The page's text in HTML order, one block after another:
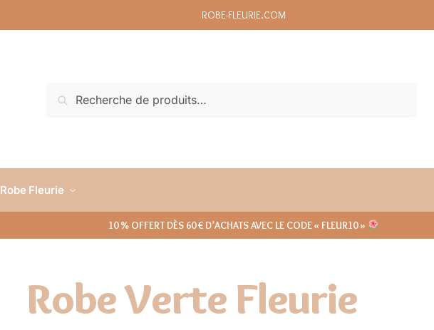
ROBE-FLEURIE.COM
Recherche
Robe Fleurie
10 % OFFERT DÈS 60 € D’ACHATS AVEC LE CODE « FLEUR10 »
Robe Verte Fleurie